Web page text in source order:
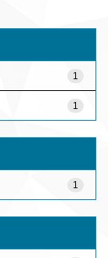
1
1
1